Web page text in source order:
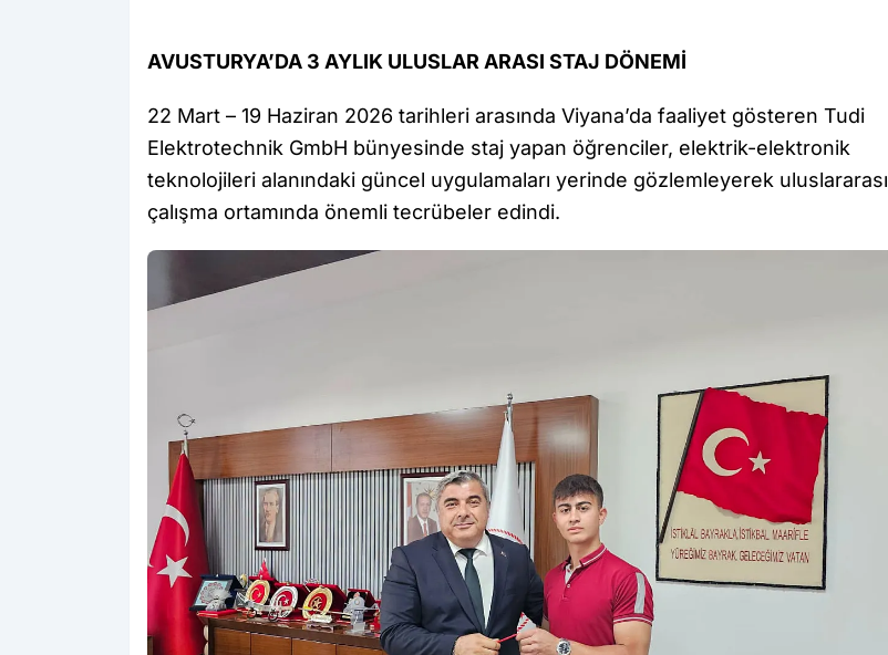
AVUSTURYA’DA 3 AYLIK ULUSLAR ARASI STAJ DÖNEMİ
22 Mart – 19 Haziran 2026 tarihleri arasında Viyana’da faaliyet gösteren Tudi
Elektrotechnik GmbH bünyesinde staj yapan öğrenciler, elektrik-elektronik
teknolojileri alanındaki güncel uygulamaları yerinde gözlemleyerek uluslararası
çalışma ortamında önemli tecrübeler edindi.